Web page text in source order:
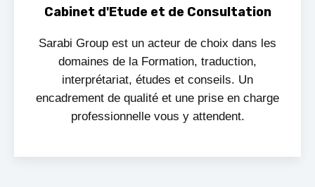
Cabinet d'Etude et de Consultation
Sarabi Group est un acteur de choix dans les
domaines de la Formation, traduction,
interprétariat, études et conseils. Un
encadrement de qualité et une prise en charge
professionnelle vous y attendent.